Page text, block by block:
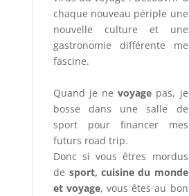
chaque nouveau périple une
nouvelle culture et une
gastronomie différente me
fascine.
Quand je nevoyage pas, je
bosse dans une salle de
sport pour financer mes
futurs road trip.
Donc si vous êtres mordus
de sport, cuisine du monde
et voyage, vous êtes au bon